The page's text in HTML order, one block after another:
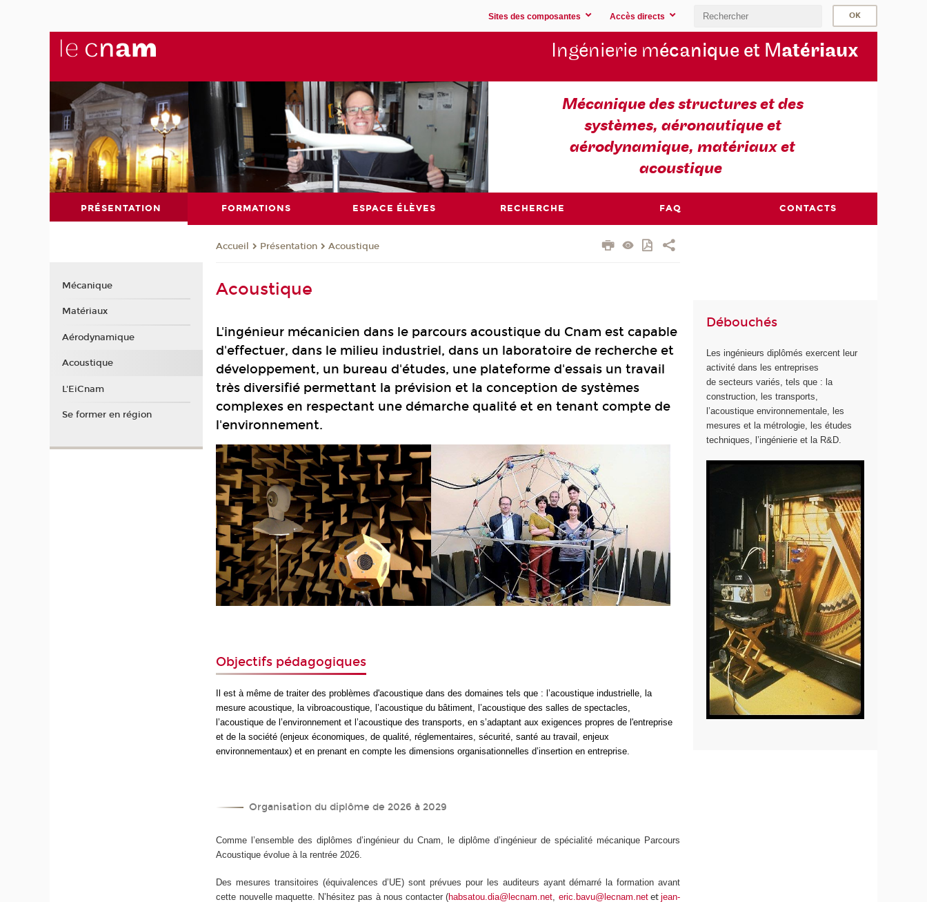
Sites des composantes Accès directs
Ingénierie mécanique et Matériaux
Mécanique des structures et des
systèmes, aéronautique et
aérodynamique, matériaux et
acoustique
PRÉSENTATION FORMATIONS ESPACE ÉLÈVES RECHERCHE FAQ CONTACTS
Accueil Présentation Acoustique
Acoustique
L'ingénieur mécanicien dans le parcours acoustique du Cnam est capable
d'effectuer, dans le milieu industriel, dans un laboratoire de recherche et
développement, un bureau d'études, une plateforme d'essais un travail
très diversifié permettant la prévision et la conception de systèmes
complexes en respectant une démarche qualité et en tenant compte de
l'environnement.
Objectifs pédagogiques
Il est à même de traiter des problèmes d'acoustique dans des domaines tels que : l’acoustique industrielle, la
mesure acoustique, la vibroacoustique, l’acoustique du bâtiment, l’acoustique des salles de spectacles,
l’acoustique de l’environnement et l’acoustique des transports, en s’adaptant aux exigences propres de l'entreprise
et de la société (enjeux économiques, de qualité, réglementaires, sécurité, santé au travail, enjeux
environnementaux) et en prenant en compte les dimensions organisationnelles d’insertion en entreprise.
Organisation du diplôme de 2026 à 2029
Comme l’ensemble des diplômes d’ingénieur du Cnam, le diplôme d’ingénieur de spécialité mécanique Parcours
Acoustique évolue à la rentrée 2026.
Des mesures transitoires (équivalences d’UE) sont prévues pour les auditeurs ayant démarré la formation avant
cette nouvelle maquette. N’hésitez pas à nous contacter (habsatou.dia@lecnam.net, eric.bavu@lecnam.netetjean-
Débouchés
Les ingénieurs diplômés exercent leur
activité dans les entreprises
de secteurs variés, tels que : la
construction, les transports,
l’acoustique environnementale, les
mesures et la métrologie, les études
techniques, l’ingénierie et la R&D.
Mécanique
Matériaux
Aérodynamique
Acoustique
L'EiCnam
Se former en région